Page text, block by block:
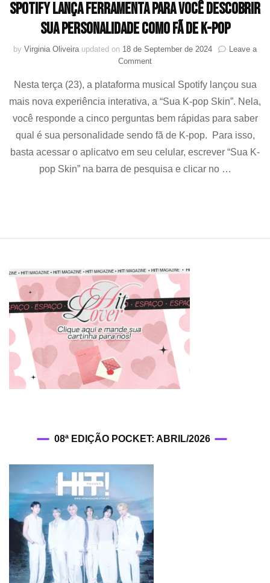
Spotify lança ferramenta para você descobrir
sua personalidade como fã de K-pop
by Virginia Oliveira updated on 18 de September de 2024
Leave a
Commenton
lança
ferramenta
você
descobrir
personalidade
como
Nesta terça (23), a plataforma musical Spotify lançou sua
mais nova experiência interativa, a “Sua K-pop Skin”. Nela,
você responde a cinco perguntas bem rápidas para saber
qual é sua personalidade sendo fã de K-pop. Para isso,
basta acessar o aplicatvo em seu celular, escrever “Sua K-
pop Skin” na barra de pesquisa e clicar no …
08ª EDIÇÃO POCKET: ABRIL/2026